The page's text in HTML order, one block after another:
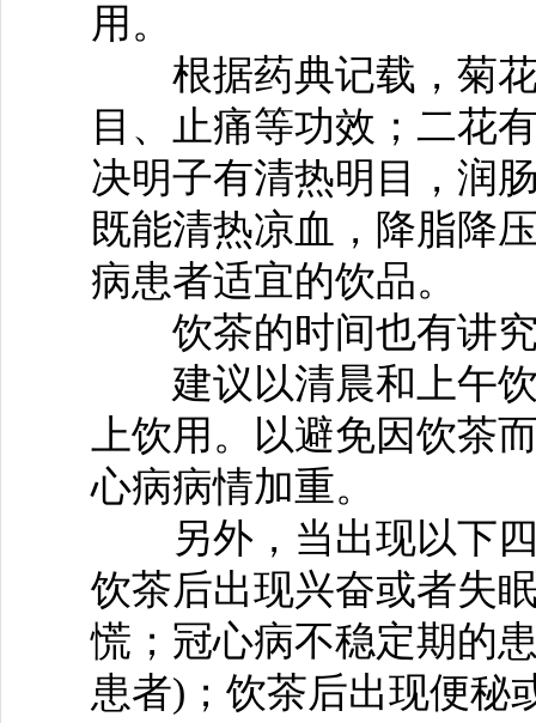
用。
根据药典记载，菊花
目、止痛等功效；二花
决明子有清热明目，润
既能清热凉血，降脂降
病患者适宜的饮品。
饮茶的时间也有讲
建议以清晨和上午饮
上饮用。以避免因饮茶
心病病情加重。
另外，当出现以下四
饮茶后出现兴奋或者失
慌；冠心病不稳定期的
患者)；饮茶后出现便秘